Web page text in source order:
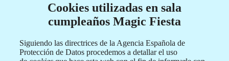
Cookies utilizadas en sala
cumpleaños Magic Fiesta
Siguiendo las directrices de la Agencia Española de
Protección de Datos procedemos a detallar el uso